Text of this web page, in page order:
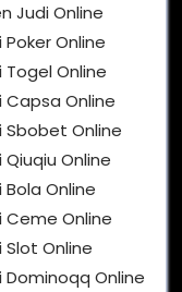
Judi Online
Online
Online
Capsa Online
Sbobet Online
Online
Online
Ceme Online
Online
Online